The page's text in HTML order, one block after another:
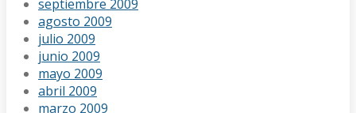
septiembre 2009
agosto 2009
julio 2009
junio 2009
mayo 2009
abril 2009
marzo 2009